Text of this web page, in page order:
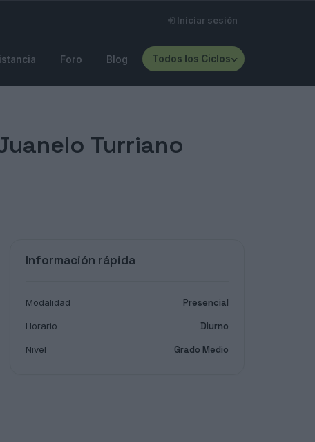
Iniciar sesión
Foro Blog Todos los Ciclos
Turriano
Información rápida
Modalidad Presencial
Horario Diurno
Nivel Grado Medio